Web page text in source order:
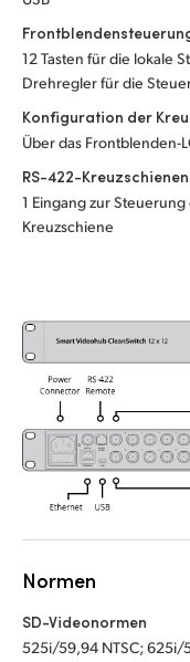
12 Tasten für die lokale
Drehregler für die
Konfiguration der
Über das Frontblenden-
RS-422-
1 Eingang zur
Kreuzschiene
Normen
SD-Videonormen
525i/59,94 NTSC; 625i/